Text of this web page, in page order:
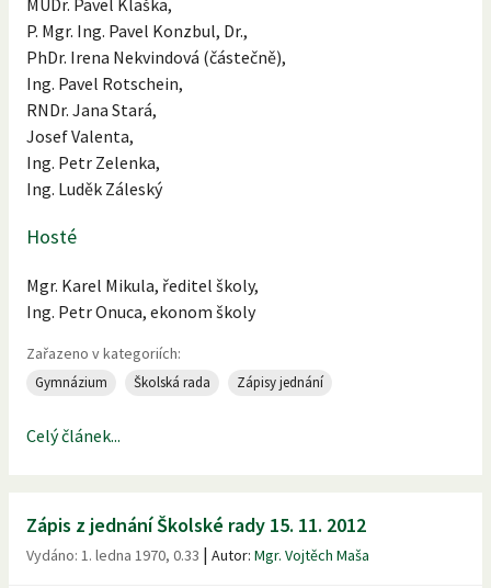
MUDr. Pavel Klaška,
P. Mgr. Ing. Pavel Konzbul, Dr.,
PhDr. Irena Nekvindová (částečně),
Ing. Pavel Rotschein,
RNDr. Jana Stará,
Josef Valenta,
Ing. Petr Zelenka,
Ing. Luděk Záleský
Hosté
Mgr. Karel Mikula, ředitel školy,
Ing. Petr Onuca, ekonom školy
Zařazeno v kategoriích:
Gymnázium Školská rada Zápisy jednání
Celý článek...
Zápis z jednání Školské rady 15. 11. 2012
Vydáno: 1. ledna 1970, 0.33 | Autor: Mgr. Vojtěch Maša